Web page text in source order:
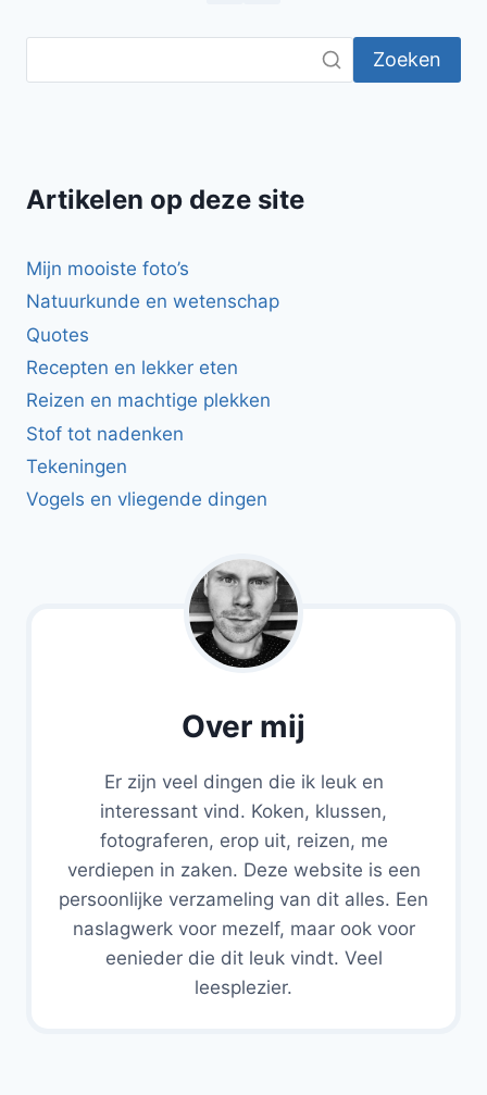
Zoeken
Artikelen op deze site
Mijn mooiste foto’s
Natuurkunde en wetenschap
Quotes
Recepten en lekker eten
Reizen en machtige plekken
Stof tot nadenken
Tekeningen
Vogels en vliegende dingen
Over mij
Er zijn veel dingen die ik leuk en
interessant vind. Koken, klussen,
fotograferen, erop uit, reizen, me
verdiepen in zaken. Deze website is een
persoonlijke verzameling van dit alles. Een
naslagwerk voor mezelf, maar ook voor
eenieder die dit leuk vindt. Veel
leesplezier.